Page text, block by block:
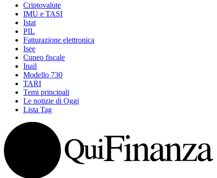
Criptovalute
IMU e TASI
Istat
PIL
Fatturazione elettronica
Isee
Cuneo fiscale
Inail
Modello 730
TARI
Temi principali
Le notizie di Oggi
Lista Tag